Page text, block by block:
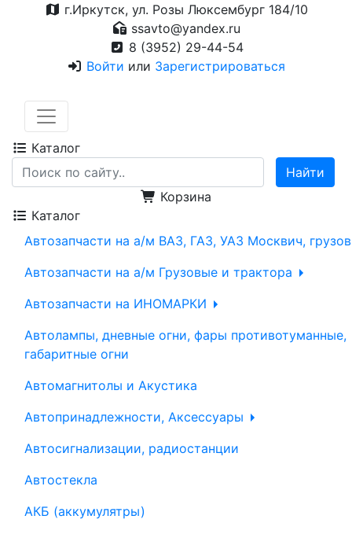
г.Иркутск, ул. Розы Люксембург 184/10
ssavto@yandex.ru
8 (3952) 29-44-54
Войти или Зарегистрироваться
Каталог
Корзина
Каталог
Автозапчасти на а/м ВАЗ, ГАЗ, УАЗ Москвич,
Автозапчасти на а/м Грузовые и трактора
Автозапчасти на ИНОМАРКИ
Автолампы, дневные огни, фары противотуманные,
габаритные огни
Автомагнитолы и Акустика
Автопринадлежности, Аксессуары
Автосигнализации, радиостанции
Автостекла
АКБ (аккумулятры)